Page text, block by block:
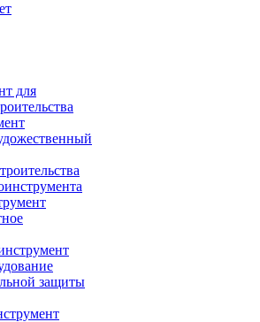
для
защиты